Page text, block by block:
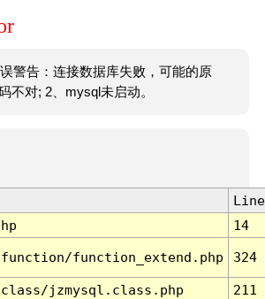
警告：连接数据库失败，可能的原
不对; 2、mysql未启动。
Line
14
function_extend.php 324
jzmysql.class.php
211